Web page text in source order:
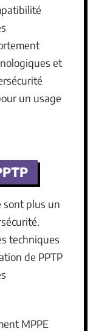
et
un usage
sont plus un
techniques
de PPTP
MPPE